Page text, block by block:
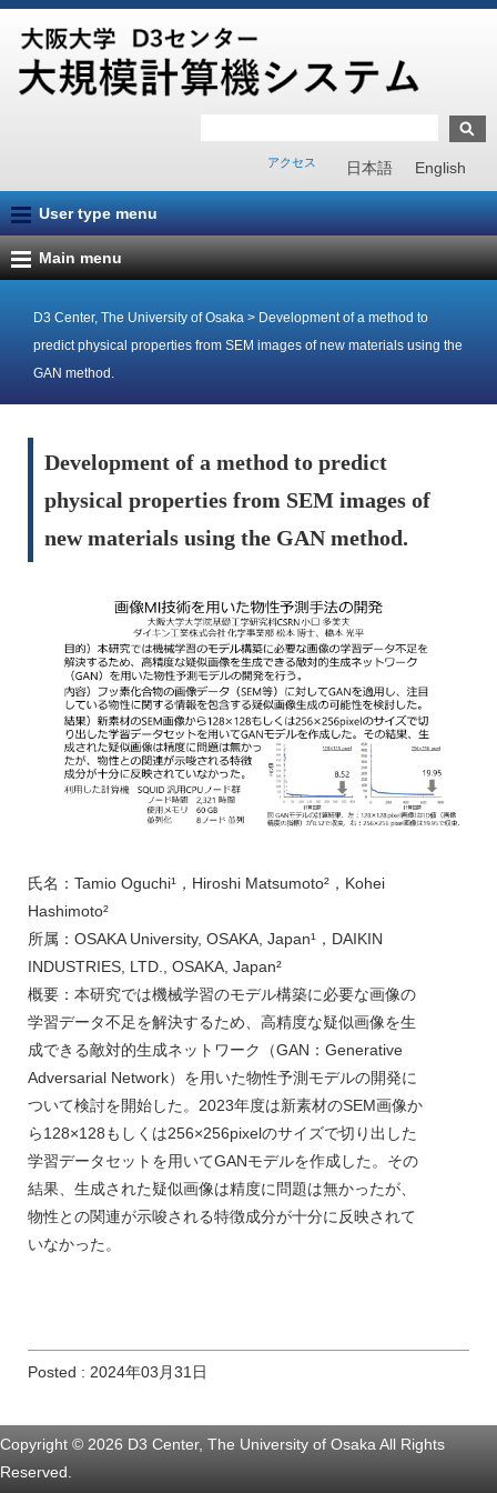
日本語 English
アクセス
User type menu
Main menu
D3 Center, The University of Osaka > Development of a method to
predict physical properties from SEM images of new materials using the
GAN method.
Development of a method to predict
physical properties from SEM images of
new materials using the GAN method.
氏名：Tamio Oguchi¹，Hiroshi Matsumoto²，Kohei
Hashimoto²
所属：OSAKA University, OSAKA, Japan¹，DAIKIN
INDUSTRIES, LTD., OSAKA, Japan²
概要：本研究では機械学習のモデル構築に必要な画像の
学習データ不足を解決するため、高精度な疑似画像を生
成できる敵対的生成ネットワーク（GAN：Generative
Adversarial Network）を用いた物性予測モデルの開発に
ついて検討を開始した。2023年度は新素材のSEM画像か
ら128×128もしくは256×256pixelのサイズで切り出した
学習データセットを用いてGANモデルを作成した。その
結果、生成された疑似画像は精度に問題は無かったが、
物性との関連が示唆される特徴成分が十分に反映されて
いなかった。
Posted : 2024年03月31日
Copyright © 2026 D3 Center, The University of Osaka All Rights
Reserved.